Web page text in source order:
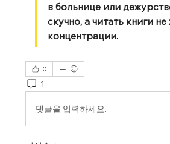
в больнице или
скучно, а читать книги не
концентрации.
0
1
댓글을 입력하세요.